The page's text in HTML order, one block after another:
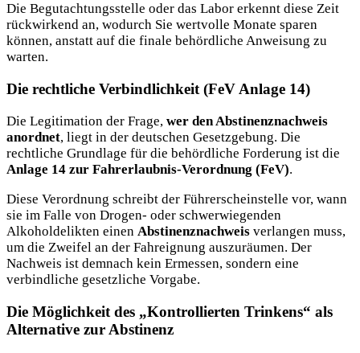
Die Begutachtungsstelle oder das Labor erkennt diese Zeit
rückwirkend an, wodurch Sie wertvolle Monate sparen
können, anstatt auf die finale behördliche Anweisung zu
warten.
Die rechtliche Verbindlichkeit (FeV Anlage 14)
Die Legitimation der Frage, wer den Abstinenznachweis
anordnet, liegt in der deutschen Gesetzgebung. Die
rechtliche Grundlage für die behördliche Forderung ist die
Anlage 14 zur Fahrerlaubnis-Verordnung (FeV).
Diese Verordnung schreibt der Führerscheinstelle vor, wann
sie im Falle von Drogen- oder schwerwiegenden
Alkoholdelikten einen Abstinenznachweis verlangen muss,
um die Zweifel an der Fahreignung auszuräumen. Der
Nachweis ist demnach kein Ermessen, sondern eine
verbindliche gesetzliche Vorgabe.
Die Möglichkeit des „Kontrollierten Trinkens“ als
Alternative zur Abstinenz